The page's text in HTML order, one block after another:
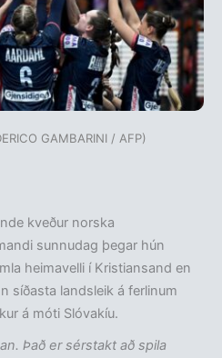
GAMBARINI / AFP)
kveður norska
sunnudag þegar hún
heimavelli í Kristiansand en
síðasta landsleik á ferlinum
á móti Slóvakíu.
Það er sérstakt að spila